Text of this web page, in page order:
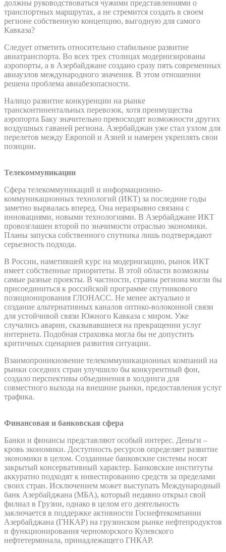
должны руководствоваться чужими представлениями о
транспортных маршрутах, а не стремится создать в своем
регионе собственную концепцию, выгодную для самого
Кавказа?
Следует отметить относительно стабильное развитие
авиатранспорта. Во всех трех столицах модернизированы
аэропорты, а в Азербайджане создано сразу пять современных
авиаузлов международного значения. В этом отношении
решена проблема авиабезопасности.
Налицо развитие конкуренции на рынке
трансконтинентальных перевозок, хотя преимущества
аэропорта Баку значительно превосходят возможности других
воздушных гаваней региона. Азербайджан уже стал узлом для
перелетов между Европой и Азией и намерен укреплять свои
позиции.
Телекоммуникации
Сфера телекоммуникаций и информационно-
коммуникационных технологий (ИКТ) за последние годы
заметно вырвалась вперед. Она неразрывно связана с
инновациями, новыми технологиями. В Азербайджане ИКТ
провозглашен второй по значимости отраслью экономики.
Планы запуска собственного спутника лишь подтверждают
серьезность подхода.
В России, наметившей курс на модернизацию, рынок ИКТ
имеет собственные приоритеты. В этой области возможны
самые разные проекты. В частности, страны региона могли бы
присоединиться к российской программе спутникового
позиционирования ГЛОНАСС. Не менее актуально и
создание альтернативных каналов оптико-волоконной связи
для устойчивой связи Южного Кавказа с миром. Уже
случались аварии, сказывавшиеся на прекращении услуг
интернета. Подобная страховка могла бы не допустить
критичных сценариев развития ситуации.
Взаимопроникновение телекоммуникационных компаний на
рынки соседних стран улучшило бы конкурентный фон,
создало перспективы объединения в холдинги для
совместного выхода на внешние рынки, предоставления услуг
трафика.
Финансовая и банковская сфера
Банки и финансы представляют особый интерес. Деньги –
кровь экономики. Доступность ресурсов определяет развитие
экономики в целом. Созданные банковские системы носят
закрытый консервативный характер. Банковские институты
аккуратно подходят к инвестированию средств за пределами
своих стран. Исключением может выступать Международный
банк Азербайджана (МБА), который недавно открыл свой
филиал в Грузии, однако в целом его деятельность
заключается в поддержке активности Госнефтекомпании
Азербайджана (ГНКАР) на грузинском рынке нефтепродуктов
и функционирования черноморского Кулевского
нефтетерминала, принадлежащего ГНКАР.